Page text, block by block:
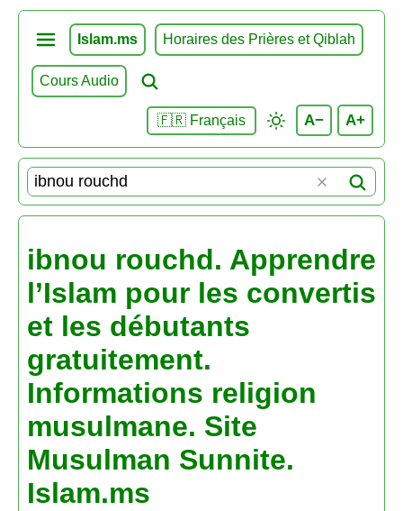
Islam.ms Horaires des Prières et Qiblah
Cours Audio
🇫🇷 Français A− A+
ibnou rouchd. Apprendre
l’Islam pour les convertis
et les débutants
gratuitement.
Informations religion
musulmane. Site
Musulman Sunnite.
Islam.ms